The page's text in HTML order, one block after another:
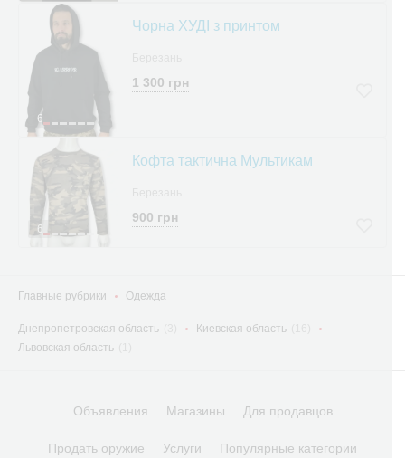
6
Чорна ХУДІ з принтом
1 300 грн
6
Кофта тактична Мультикам
900 грн
Главные рубрики Одежда
Днепропетровская область Киевская область
Львовская область
Объявления Магазины Для продавцов
Продать оружие Услуги Популярные категории